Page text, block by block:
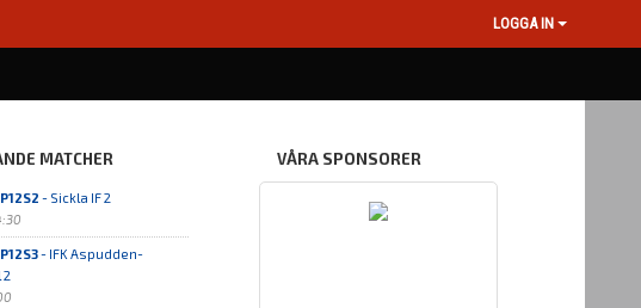
LOGGA IN
MATCHER
- Sickla IF 2
- IFK Aspudden-
VÅRA SPONSORER